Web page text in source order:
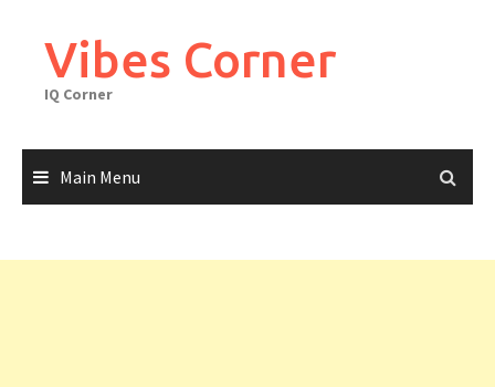
contentVibes Corner
IQ Corner
Main Menu